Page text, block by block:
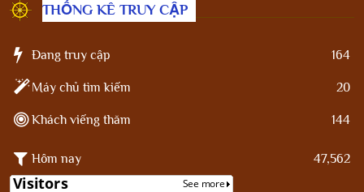
THỐNG KÊ TRUY CẬP
Đang truy cập 164
Máy chủ tìm kiếm 20
Khách viếng thăm 144
Hôm nay 47,562